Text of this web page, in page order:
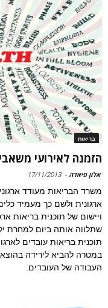
בריאות
הזמנה לאירועי
אלון פיאדה -
17/11/2013
משרד הבריאות מעודד
ארגונית ולשם כך מעמיד
ויישום של תוכנית בריאות
שתלווה אותה ביום למחרת
תוכנית בריאות עובדים
במטרה להביא לירידה
העבודה של העובדים.